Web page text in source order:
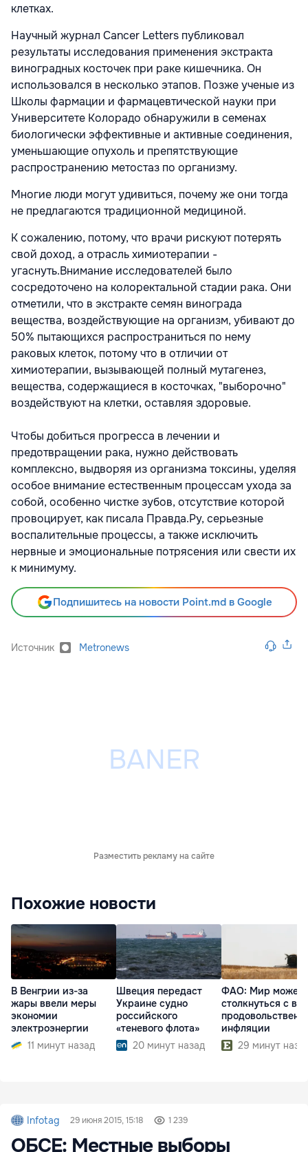
клетках.
Научный журнал Cancer Letters публиковал
результаты исследования применения экстракта
виноградных косточек при раке кишечника. Он
использовался в несколько этапов. Позже ученые из
Школы фармации и фармацевтической науки при
Университете Колорадо обнаружили в семенах
биологически эффективные и активные соединения,
уменьшающие опухоль и препятствующие
распространению метостаз по организму.
Многие люди могут удивиться, почему же они тогда
не предлагаются традиционной медициной.
К сожалению, потому, что врачи рискуют потерять
свой доход, а отрасль химиотерапии -
угаснуть.Внимание исследователей было
сосредоточено на колоректальной стадии рака. Они
отметили, что в экстракте семян винограда
вещества, воздействующие на организм, убивают до
50% пытающихся распространиться по нему
раковых клеток, потому что в отличии от
химиотерапии, вызывающей полный мутагенез,
вещества, содержащиеся в косточках, "выборочно"
воздействуют на клетки, оставляя здоровые.
Чтобы добиться прогресса в лечении и
предотвращении рака, нужно действовать
комплексно, выдворяя из организма токсины, уделяя
особое внимание естественным процессам ухода за
собой, особенно чистке зубов, отсутствие которой
провоцирует, как писала Правда.Ру, серьезные
воспалительные процессы, а также исключить
нервные и эмоциональные потрясения или свести их
к минимуму.
Подпишитесь на новости Point.md в Google
Источник Metronews
Разместить рекламу на сайте
Похожие новости
В Венгрии из-за
жары ввели меры
экономии
электроэнергии
11 минут назад
Швеция передаст
Украине судно
российского
«теневого флота»
20 минут назад
ФАО: Мир может
столкнуться с
инфляции
29 минут
Infotag 29 июня 2015, 15:18 1 239
ОБСЕ: Местные выборы